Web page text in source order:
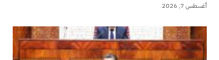
أغسطس 7, 2026